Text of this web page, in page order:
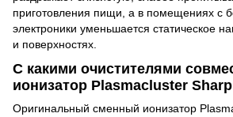
приготовления пищи, а в помещениях с
электроники уменьшается статическое
и поверхностях.
С какими очистителями
ионизатор Plasmacluster Sharp
Оригинальный сменный ионизатор